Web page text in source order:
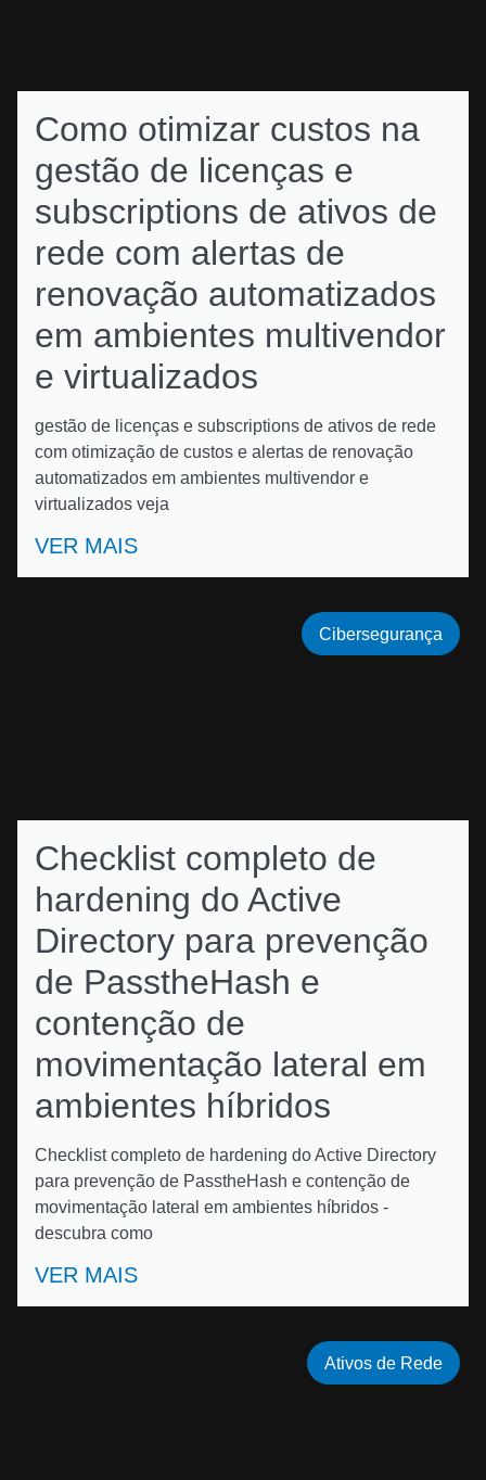
Como otimizar custos na
gestão de licenças e
subscriptions de ativos de
rede com alertas de
renovação automatizados
em ambientes multivendor
e virtualizados
gestão de licenças e subscriptions de ativos de rede
com otimização de custos e alertas de renovação
automatizados em ambientes multivendor e
virtualizados veja
VER MAIS
Checklist completo de
hardening do Active
Directory para prevenção
de PasstheHash e
contenção de
movimentação lateral em
ambientes híbridos
Checklist completo de hardening do Active Directory
para prevenção de PasstheHash e contenção de
movimentação lateral em ambientes híbridos -
descubra como
VER MAIS
Cibersegurança
Ativos de Rede